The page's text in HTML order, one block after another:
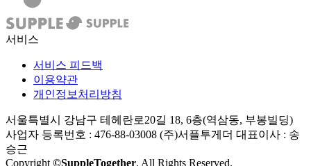
서비스
서비스 피드백
이용약관
개인정보처리방침
서울특별시 강남구 테헤란로20길 18, 6층(역삼동, 부봉빌딩)
사업자 등록번호 : 476-88-03008 (주)서플투게더 대표이사 : 송
승근
Copyright ©SuppleTogether. All Rights Reserved.